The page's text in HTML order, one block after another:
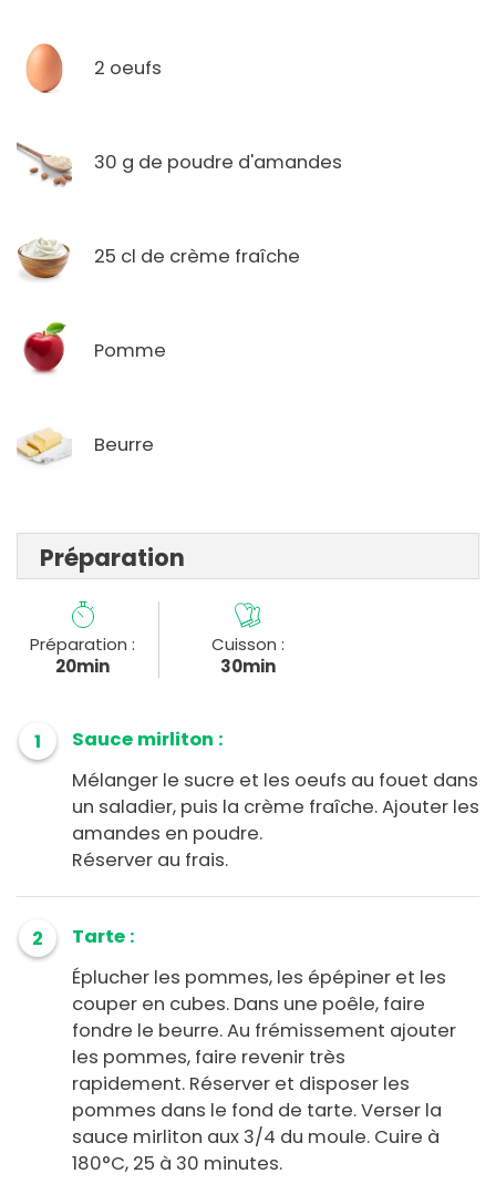
2 oeufs
30 g de poudre d'amandes
25 cl de crème fraîche
Pomme
Beurre
Préparation
Préparation :
20min
Cuisson :
30min
1
Sauce mirliton :
Mélanger le sucre et les oeufs au fouet dans
un saladier, puis la crème fraîche. Ajouter les
amandes en poudre.
Réserver au frais.
2
Tarte :
Éplucher les pommes, les épépiner et les
couper en cubes. Dans une poêle, faire
fondre le beurre. Au frémissement ajouter
les pommes, faire revenir très
rapidement. Réserver et disposer les
pommes dans le fond de tarte. Verser la
sauce mirliton aux 3/4 du moule. Cuire à
180°C, 25 à 30 minutes.